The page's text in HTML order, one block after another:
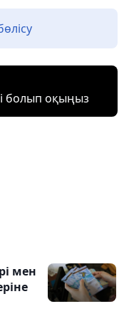
болып оқыңыз
мен